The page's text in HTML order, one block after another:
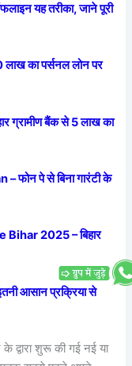
यह तरीका, जाने पूरी
का पर्सनल लोन पर
ग्रामीण बैंक से 5 लाख का
पे से बिना गारंटी के
2025 – बिहार
आसान प्रक्रिया से
द्वारा शुरू की गई नई या